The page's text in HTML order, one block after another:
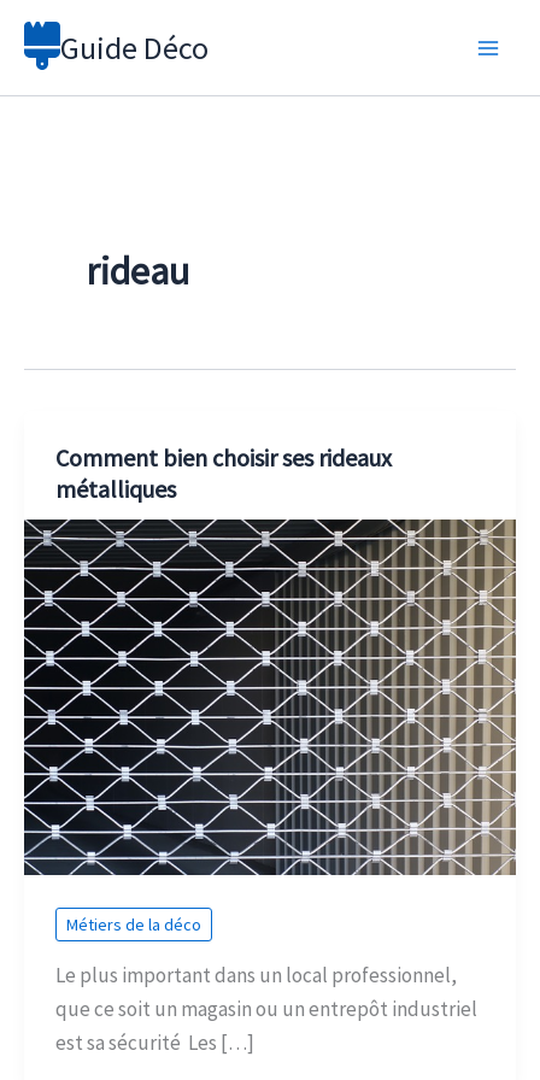
Aller
Guide Déco
rideau
Comment bien choisir ses rideaux
métalliques
Métiers de la déco
Le plus important dans un local professionnel,
que ce soit un magasin ou un entrepôt industriel
est sa sécurité Les […]